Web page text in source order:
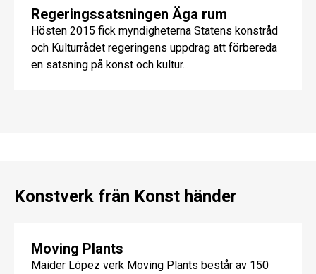
Regeringssatsningen Äga rum
Hösten 2015 fick myndigheterna Statens konstråd
och Kulturrådet regeringens uppdrag att förbereda
en satsning på konst och kultur...
Konstverk från Konst händer
Moving Plants
Maider López verk Moving Plants består av 150